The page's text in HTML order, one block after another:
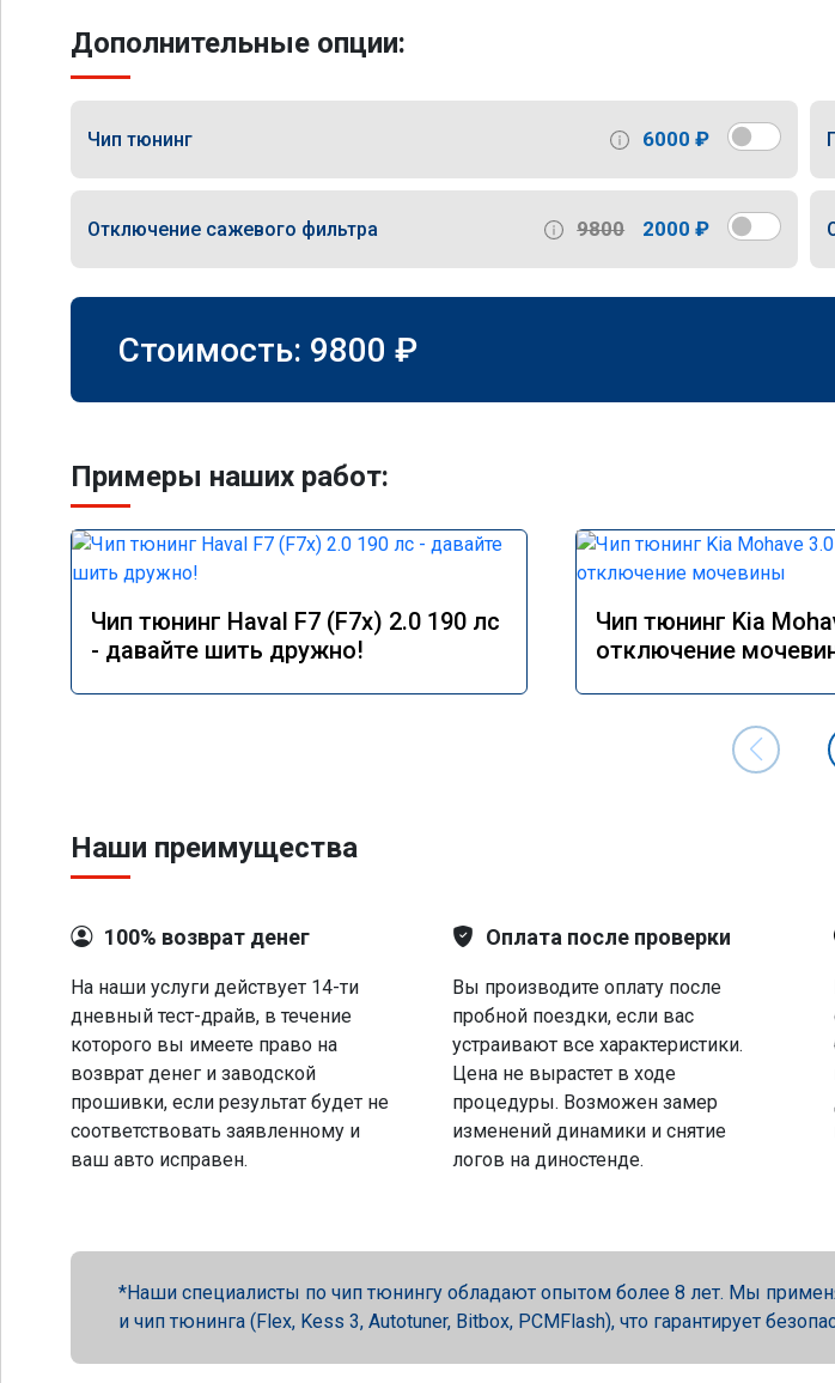
Дополнительные опции:
Чип тюнинг 6000 ₽
Отключение сажевого фильтра 9800 2000 ₽
Стоимость: 9800 ₽
Примеры наших работ:
Чип тюнинг Haval F7 (F7x) 2.0 190 лс
- давайте шить дружно!
Чип тюнинг Kia
отключение
Наши преимущества
100% возврат денег
На наши услуги действует 14-ти
дневный тест-драйв, в течение
которого вы имеете право на
возврат денег и заводской
прошивки, если результат будет не
соответствовать заявленному и
ваш авто исправен.
Оплата после проверки
Вы производите оплату после
пробной поездки, если вас
устраивают все характеристики.
Цена не вырастет в ходе
процедуры. Возможен замер
изменений динамики и снятие
логов на диностенде.
Наши специалисты по чип тюнингу обладают опытом более 8 лет. Мы
и чип тюнинга (Flex, Kess 3, Autotuner, Bitbox, PCMFlash), что гарантирует